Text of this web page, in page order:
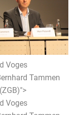
Voges
Tammen
Voges